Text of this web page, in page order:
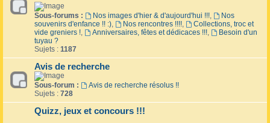
Sous-forums : Nos images d'hier & d'aujourd'hui !!!,
Nos
souvenirs d'enfance !! :), Nos rencontres !!!!,
Collections, troc et
vide greniers !, Anniversaires, fêtes et dédicaces !!!,
Besoin d'un
tuyau ?
Sujets : 1187
Avis de recherche
Sous-forum :
Avis de recherche résolus !!
Sujets : 728
Quizz, jeux et concours !!!